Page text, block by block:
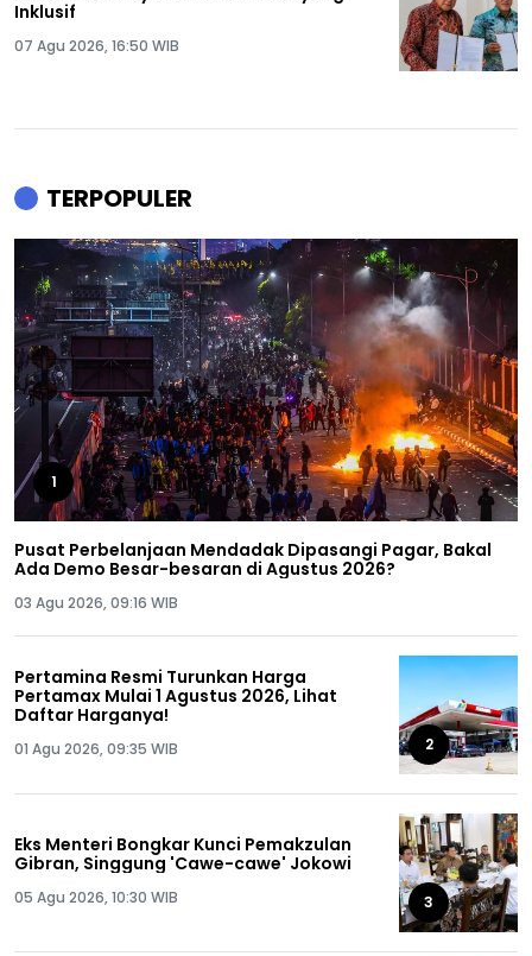
Inklusif
07 Agu 2026, 16:50 WIB
TERPOPULER
1
Pusat Perbelanjaan Mendadak Dipasangi Pagar, Bakal
Ada Demo Besar-besaran di Agustus 2026?
03 Agu 2026, 09:16 WIB
Pertamina Resmi Turunkan Harga
Pertamax Mulai 1 Agustus 2026, Lihat
Daftar Harganya!
01 Agu 2026, 09:35 WIB 2
Eks Menteri Bongkar Kunci Pemakzulan
Gibran, Singgung 'Cawe-cawe' Jokowi
05 Agu 2026, 10:30 WIB 3